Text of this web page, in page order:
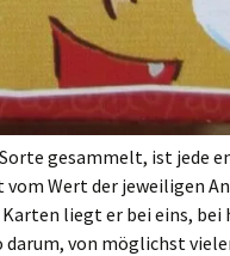
gesammelt, ist jede
Wert der jeweiligen
liegt er bei eins, bei
darum, von möglichst